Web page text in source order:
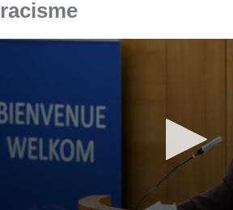
racisme